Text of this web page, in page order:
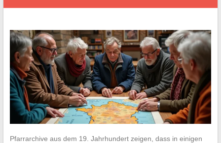
Pfarrarchive aus dem 19. Jahrhundert zeigen, dass in einigen